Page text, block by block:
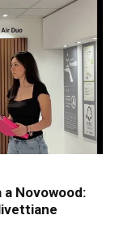
Novowood: